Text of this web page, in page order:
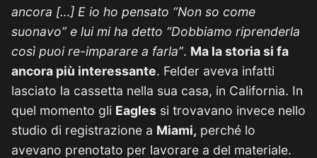
ancora […] E io ho pensato “Non so come
suonavo” e lui mi ha detto “Dobbiamo riprenderla
così puoi re-imparare a farla”. Ma la storia si fa
ancora più interessante. Felder aveva infatti
lasciato la cassetta nella sua casa, in California. In
quel momento gli Eagles si trovavano invece nello
studio di registrazione a Miami, perché lo
avevano prenotato per lavorare a del materiale.